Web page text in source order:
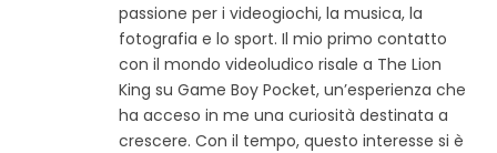
o
w
e
b
k
t
a
a
m
passione per i videogiochi, la musica, la
fotografia e lo sport. Il mio primo contatto
con il mondo videoludico risale a The Lion
King su Game Boy Pocket, un’esperienza che
ha acceso in me una curiosità destinata a
crescere. Con il tempo, questo interesse si è